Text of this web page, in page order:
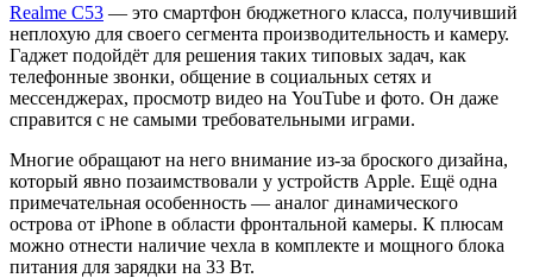
Realme C53 — это смартфон бюджетного класса, получивший
неплохую для своего сегмента производительность и камеру.
Гаджет подойдёт для решения таких типовых задач, как
телефонные звонки, общение в социальных сетях и
мессенджерах, просмотр видео на YouTube и фото. Он даже
справится с не самыми требовательными играми.
Многие обращают на него внимание из-за броского дизайна,
который явно позаимствовали у устройств Apple. Ещё одна
примечательная особенность — аналог динамического
острова от iPhone в области фронтальной камеры. К плюсам
можно отнести наличие чехла в комплекте и мощного блока
питания для зарядки на 33 Вт.